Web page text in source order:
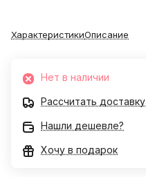
ХарактеристикиОписание
Нет в наличии
Рассчитать доставку
Нашли дешевле?
Хочу в подарок